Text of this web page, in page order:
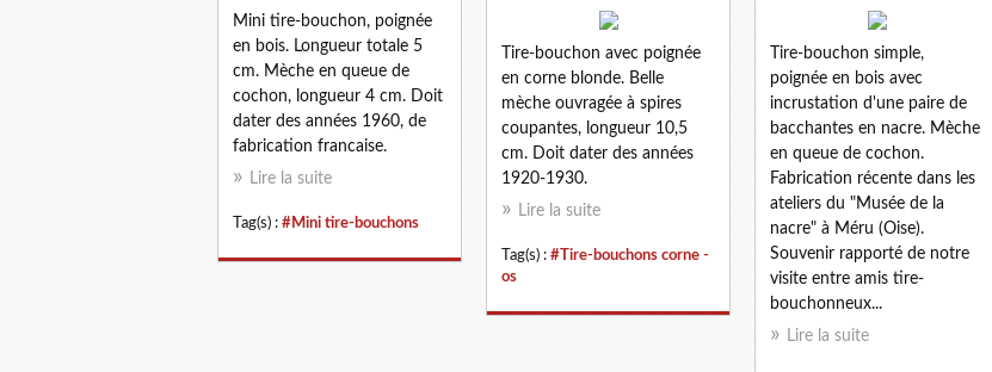
Mini tire-bouchon, poignée
en bois. Longueur totale 5
cm. Mèche en queue de
cochon, longueur 4 cm. Doit
dater des années 1960, de
fabrication francaise.
Lire la suite
Tag(s) : #Mini tire-bouchons
Tire-bouchon avec poignée
en corne blonde. Belle
mèche ouvragée à spires
coupantes, longueur 10,5
cm. Doit dater des années
1920-1930.
Lire la suite
Tag(s) : #Tire-bouchons corne -
os
Tire-bouchon simple,
poignée en bois avec
incrustation d'une paire de
bacchantes en nacre. Mèche
en queue de cochon.
Fabrication récente dans les
ateliers du "Musée de la
nacre" à Méru (Oise).
Souvenir rapporté de notre
visite entre amis tire-
bouchonneux...
Lire la suite